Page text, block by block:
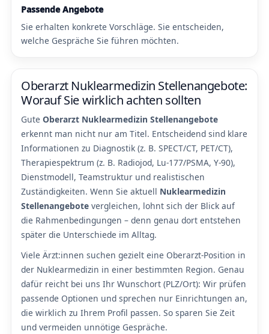
Passende Angebote
Sie erhalten konkrete Vorschläge. Sie entscheiden,
welche Gespräche Sie führen möchten.
Oberarzt Nuklearmedizin Stellenangebote:
Worauf Sie wirklich achten sollten
Gute Oberarzt Nuklearmedizin Stellenangebote
erkennt man nicht nur am Titel. Entscheidend sind klare
Informationen zu Diagnostik (z. B. SPECT/CT, PET/CT),
Therapiespektrum (z. B. Radiojod, Lu-177/PSMA, Y-90),
Dienstmodell, Teamstruktur und realistischen
Zuständigkeiten. Wenn Sie aktuell Nuklearmedizin
Stellenangebote vergleichen, lohnt sich der Blick auf
die Rahmenbedingungen – denn genau dort entstehen
später die Unterschiede im Alltag.
Viele Ärzt:innen suchen gezielt eine Oberarzt-Position in
der Nuklearmedizin in einer bestimmten Region. Genau
dafür reicht bei uns Ihr Wunschort (PLZ/Ort): Wir prüfen
passende Optionen und sprechen nur Einrichtungen an,
die wirklich zu Ihrem Profil passen. So sparen Sie Zeit
und vermeiden unnötige Gespräche.